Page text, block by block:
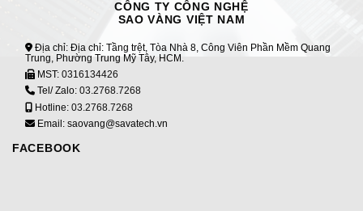
CÔNG TY CÔNG NGHỆ
SAO VÀNG VIỆT NAM
Địa chỉ: Địa chỉ: Tầng trệt, Tòa Nhà 8, Công Viên Phần Mềm Quang
Trung, Phường Trung Mỹ Tây, HCM.
MST: 0316134426
Tel/ Zalo: 03.2768.7268
Hotline: 03.2768.7268
Email: saovang@savatech.vn
FACEBOOK